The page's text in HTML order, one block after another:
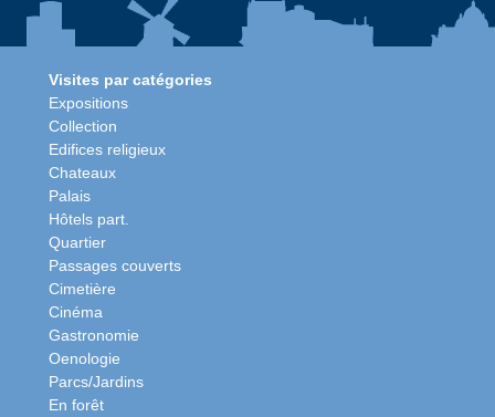
Visites par catégories
Expositions
Collection
Edifices religieux
Chateaux
Palais
Hôtels part.
Quartier
Passages couverts
Cimetière
Cinéma
Gastronomie
Oenologie
Parcs/Jardins
En forêt